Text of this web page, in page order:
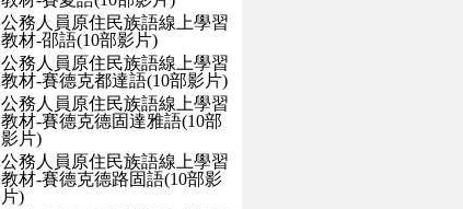
公務人員原住民族語線上學習
教材-邵語(10部影片)
公務人員原住民族語線上學習
教材-賽德克都達語(10部影片)
公務人員原住民族語線上學習
教材-賽德克德固達雅語(10部
影片)
公務人員原住民族語線上學習
教材-賽德克德路固語(10部影
片)